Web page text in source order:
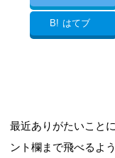
B! はてブ
最近ありがたいこと
ント欄まで飛べるよ